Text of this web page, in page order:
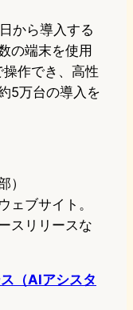
から導入する
の端末を使用
作でき、高性
5万台の導入を
）
ェブサイト。
スリリースな
（AIアシスタ